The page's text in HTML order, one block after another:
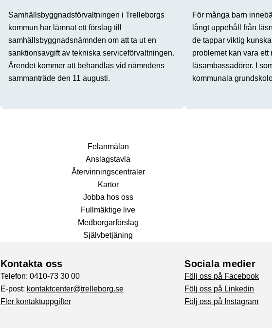
Samhällsbyggnadsförvaltningen i Trelleborgs
kommun har lämnat ett förslag till
samhällsbyggnadsnämnden om att ta ut en
sanktionsavgift av tekniska serviceförvaltningen.
Ärendet kommer att behandlas vid nämndens
sammanträde den 11 augusti.
För många barn
långt uppehåll från
de tappar viktig
problemet kan vara ett
läsambassadörer. I
kommunala
Fel­anmälan
Anslags­tavla
Återvinnings­centraler
Kartor
Jobba hos oss
Fullmäktige live
Medborgarförslag
Självbetjäning
Kontakta oss
Telefon: 0410-73 30 00
E-post: kontaktcenter@trelleborg.se
Fler kontaktuppgifter
Sociala medier
Följ oss på Facebook
Följ oss på Linkedin
Följ oss på Instagram